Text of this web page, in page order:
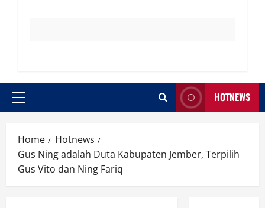
Primary
HOTNEWS
Home
Hotnews
Gus Ning adalah Duta Kabupaten Jember, Terpilih
Gus Vito dan Ning Fariq